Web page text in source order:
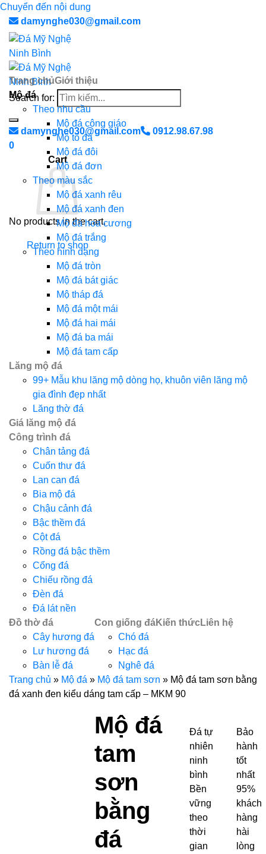
Chuyển đến nội dung
damynghe030@gmail.com
Search for:
damynghe030@gmail.com
0912.98.67.98
0
Cart
No products in the cart.
Return to shop
Trang chủGiới thiệu
Mộ đá
Theo nhu cầu
Mộ đá công giáo
Mộ tổ đá
Mộ đá đôi
Mộ đá đơn
Theo màu sắc
Mộ đá xanh rêu
Mộ đá xanh đen
Mộ đá hoa cương
Mộ đá trắng
Theo hình dạng
Mộ đá tròn
Mộ đá bát giác
Mộ tháp đá
Mộ đá một mái
Mộ đá hai mái
Mộ đá ba mái
Mộ đá tam cấp
Lăng mộ đá
99+ Mẫu khu lăng mộ dòng họ, khuôn viên lăng mộ
gia đình đẹp nhất
Lăng thờ đá
Giá lăng mộ đá
Công trình đá
Chân tảng đá
Cuốn thư đá
Lan can đá
Bia mộ đá
Chậu cảnh đá
Bậc thềm đá
Cột đá
Rồng đá bậc thềm
Cổng đá
Chiếu rồng đá
Đèn đá
Đá lát nền
Đồ thờ đá
Cây hương đá
Lư hương đá
Bàn lễ đá
Con giống đá
Chó đá
Hạc đá
Nghê đá
Kiến thứcLiên hệ
Trang chủ » Mộ đá » Mộ đá tam sơn » Mộ đá tam sơn bằng
đá xanh đen kiểu dáng tam cấp – MKM 90
Mộ đá
tam
sơn
bằng
đá
Đá tự
nhiên
ninh
bình
Bền
vững
theo
thời
gian
Bảo
hành
tốt
nhất
95%
khách
hàng
hài
lòng